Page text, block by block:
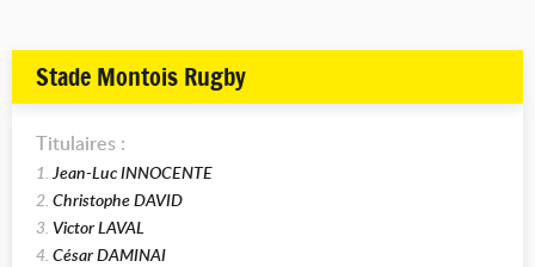
Stade Montois Rugby
Titulaires :
1.Jean-Luc INNOCENTE
2. Christophe DAVID
3. Victor LAVAL
4. César DAMINAI